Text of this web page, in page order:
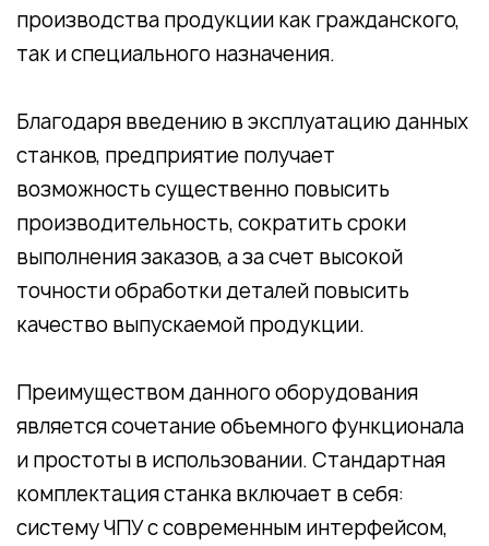
производства продукции как гражданского,
так и специального назначения.
Благодаря введению в эксплуатацию данных
станков, предприятие получает
возможность существенно повысить
производительность, сократить сроки
выполнения заказов, а за счет высокой
точности обработки деталей повысить
качество выпускаемой продукции.
Преимуществом данного оборудования
является сочетание объемного функционала
и простоты в использовании. Стандартная
комплектация станка включает в себя:
систему ЧПУ с современным интерфейсом,